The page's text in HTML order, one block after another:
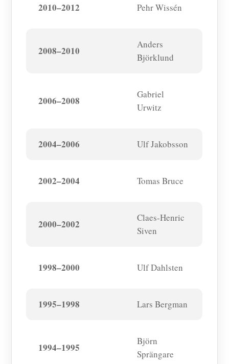
2010–2012 Pehr Wissén
2008–2010
Anders
Björklund
2006–2008
Gabriel
Urwitz
2004–2006 Ulf Jakobsson
2002–2004 Tomas Bruce
2000–2002
Claes-Henric
Siven
1998–2000 Ulf Dahlsten
1995–1998 Lars Bergman
1994–1995
Björn
Sprängare